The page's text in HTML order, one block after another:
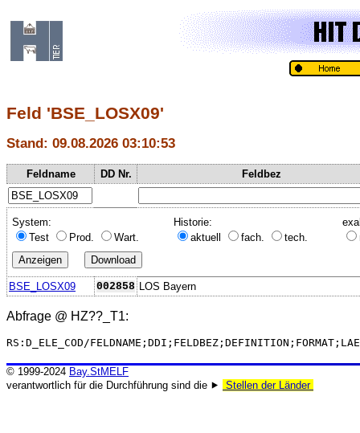
Feld 'BSE_LOSX09'
Stand: 09.08.2026 03:10:53
Feldname DD Nr. Feldbez
System:
Test
Prod. Wart.
Historie:
aktuell
fach. tech.
BSE_LOSX09 002858 LOS Bayern
Abfrage @ HZ??_T1:
RS:D_ELE_COD/
© 1999-2024 Bay.StMELF
verantwortlich für die Durchführung sind die ⯈
Stellen der Länder